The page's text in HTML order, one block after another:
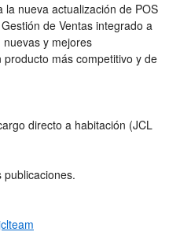
la nueva actualización de POS
de Ventas integrado a
y mejores
más competitivo y de
directo a habitación (JCL
publicaciones.